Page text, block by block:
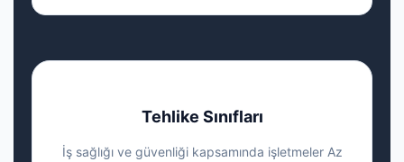
Tehlike Sınıfları
İş sağlığı ve güvenliği kapsamında işletmeler Az